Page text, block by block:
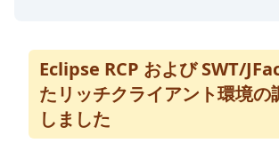
Eclipse RCP および SWT/
たリッチクライアント環境の
しました